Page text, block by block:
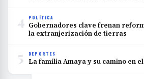
4 POLÍTICA
Gobernadores clave frenan
la extranjerización de tierras
5 DEPORTES
La familia Amaya y su camino en